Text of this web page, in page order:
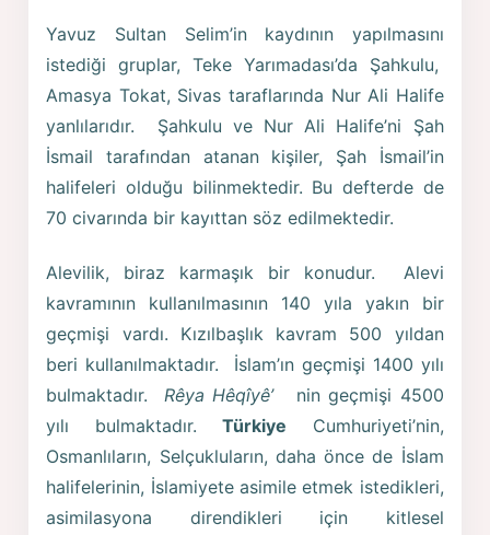
Yavuz Sultan Selim’in kaydının yapılmasını
istediği gruplar, Teke Yarımadası’da Şahkulu,
Amasya Tokat, Sivas taraflarında Nur Ali Halife
yanlılarıdır. Şahkulu ve Nur Ali Halife’ni Şah
İsmail tarafından atanan kişiler, Şah İsmail’in
halifeleri olduğu bilinmektedir. Bu defterde de
70 civarında bir kayıttan söz edilmektedir.
Alevilik, biraz karmaşık bir konudur. Alevi
kavramının kullanılmasının 140 yıla yakın bir
geçmişi vardı. Kızılbaşlık kavram 500 yıldan
beri kullanılmaktadır. İslam’ın geçmişi 1400 yılı
bulmaktadır. Rêya Hêqîyê’
nin geçmişi 4500
yılı bulmaktadır.Türkiye Cumhuriyeti’nin,
Osmanlıların, Selçukluların, daha önce de İslam
halifelerinin, İslamiyete asimile etmek istedikleri,
asimilasyona direndikleri için kitlesel